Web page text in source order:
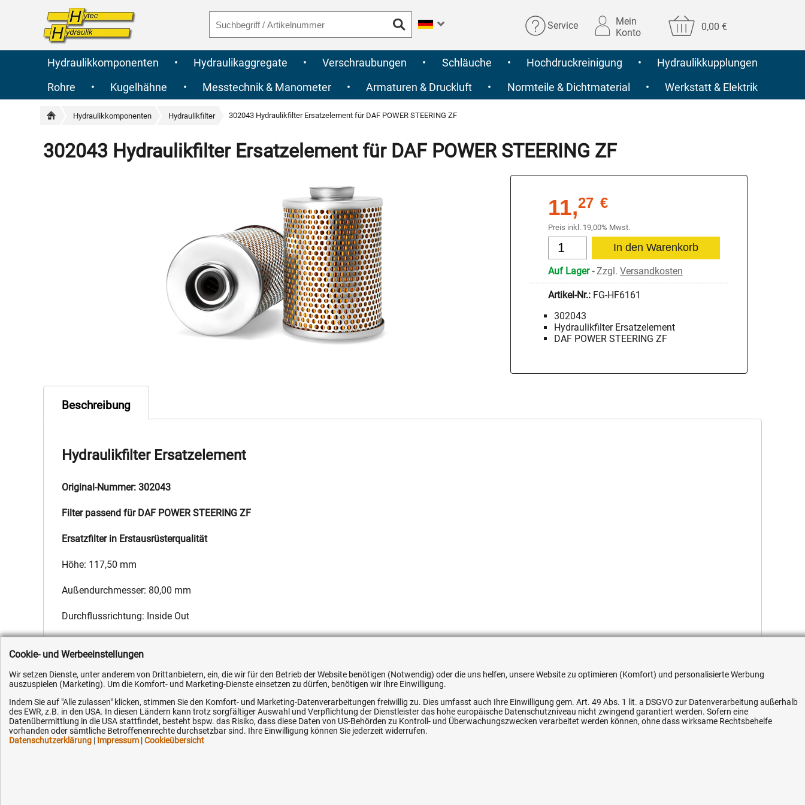
Service
Mein
Konto
0,00 €
Hydraulikkomponenten • Hydraulikaggregate • Verschraubungen • Schläuche • Hochdruckreinigung •
Hydraulikkupplungen
Rohre
• Kugelhähne • Messtechnik & Manometer • Armaturen & Druckluft • Normteile & Dichtmaterial • Werkstatt & Elektrik
Hydraulikkomponenten Hydraulikfilter 302043 Hydraulikfilter Ersatzelement für DAF POWER STEERING ZF
302043 Hydraulikfilter Ersatzelement für DAF POWER STEERING ZF
11,27 €
Preis inkl. 19,00% Mwst.
Auf Lager-Zzgl. Versandkosten
Artikel-Nr.: FG-HF6161
302043
Hydraulikfilter Ersatzelement
DAF POWER STEERING ZF
Beschreibung
Hydraulikfilter Ersatzelement
Original-Nummer: 302043
Filter passend für DAF POWER STEERING ZF
Ersatzfilter in Erstausrüsterqualität
Höhe: 117,50 mm
Außendurchmesser: 80,00 mm
Durchflussrichtung: Inside Out
Hersteller: Fleetguard,Hersteller-Nr.: 302043,EAN: 4051354562108
Kundenhotline (Festnetz):
+49 (0) 5351 - 523 520
Hilfe & Service Ihre Hytec-Hydraulik Vorteile Flexible Zahlung
Cookie- und Werbeeinstellungen
Wir setzen Dienste, unter anderem von Drittanbietern, ein, die wir für den Betrieb der Website benötigen (Notwendig) oder die uns helfen, unsere Website zu optimieren (Komfort) und personalisierte Werbung
auszuspielen (Marketing). Um die Komfort- und Marketing-Dienste einsetzen zu dürfen, benötigen wir Ihre Einwilligung.
Indem Sie auf "Alle zulassen" klicken, stimmen Sie den Komfort- und Marketing-Datenverarbeitungen freiwillig zu. Dies umfasst auch Ihre Einwilligung gem. Art. 49 Abs. 1 lit. a DSGVO zur Datenverarbeitung außerhalb
des EWR, z.B. in den USA. In diesen Ländern kann trotz sorgfältiger Auswahl und Verpflichtung der Dienstleister das hohe europäische Datenschutzniveau nicht zwingend garantiert werden. Sofern eine
Datenübermittlung in die USA stattfindet, besteht bspw. das Risiko, dass diese Daten von US-Behörden zu Kontroll- und Überwachungszwecken verarbeitet werden können, ohne dass wirksame Rechtsbehelfe
vorhanden oder sämtliche Betroffenenrechte durchsetzbar sind. Ihre Einwilligung können Sie jederzeit widerrufen.
Datenschutzerklärung | Impressum |Cookieübersicht